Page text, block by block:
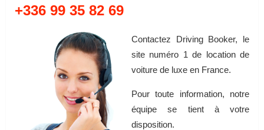
+336 99 35 82 69
Contactez Driving Booker, le
site numéro 1 de location de
voiture de luxe en France.
Pour toute information, notre
équipe se tient à votre
disposition.